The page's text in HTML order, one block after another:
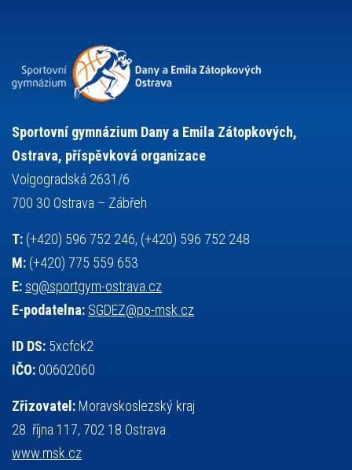
snowboarding
sportovní gymnastika sportovní lezení
stolní tenis střelba
teorie sportovní přípravy
tělesná výchova
událost
volejbal
vybavení vysvědčení vzpírání
výuka všesportovní výcvikový kurz
základy společenských věd
Sportovní gymnázium Dany a Emila Zátopkových,
Ostrava, příspěvková organizace
Volgogradská 2631/6
700 30 Ostrava – Zábřeh
T: (+420) 596 752 246, (+420) 596 752 248
M: (+420) 775 559 653
E: sg@sportgym-ostrava.cz
E-podatelna: SGDEZ@po-msk.cz
ID DS: 5xcfck2
IČO: 00602060
Zřizovatel: Moravskoslezský kraj
28. října 117, 702 18 Ostrava
www.msk.cz